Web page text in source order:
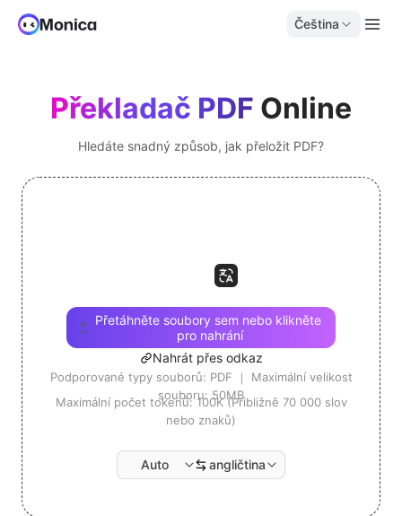
Čeština
Překladač PDF Online
Hledáte snadný způsob, jak přeložit PDF?
Přetáhněte soubory sem nebo klikněte
pro nahrání
Nahrát přes odkaz
Podporované typy souborů: PDF ｜ Maximální velikost
souboru: 50MB
Maximální počet tokenů: 100K (Přibližně 70 000 slov
nebo znaků)
Auto angličtina